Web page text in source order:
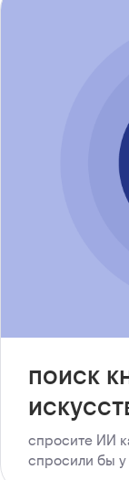
поиск
спросите ИИ
спросили бы у